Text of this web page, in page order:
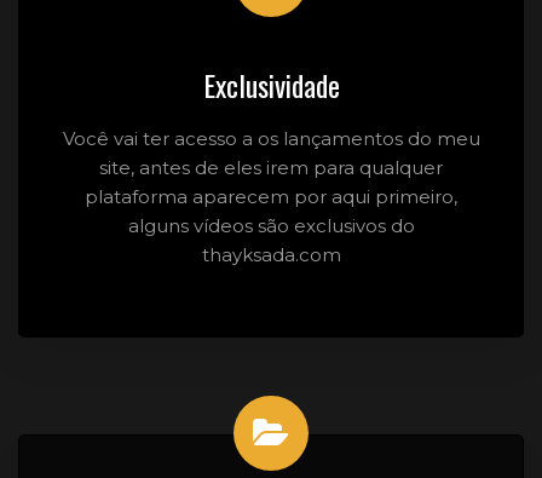
Exclusividade
Você vai ter acesso a os lançamentos do meu
site, antes de eles irem para qualquer
plataforma aparecem por aqui primeiro,
alguns vídeos são exclusivos do
thayksada.com